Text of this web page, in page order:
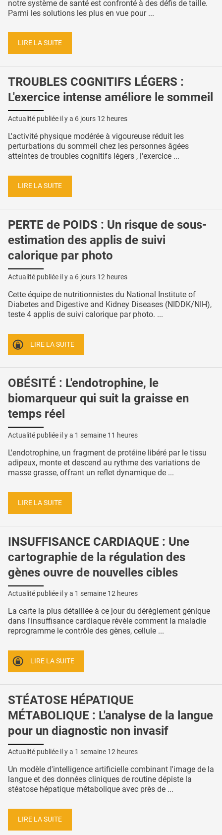
notre système de santé est confronté à des défis de taille.
Parmi les solutions les plus en vue pour ...
LIRE LA SUITE
TROUBLES COGNITIFS LÉGERS :
L'exercice intense améliore le sommeil
Actualité publiée il y a 6 jours 12 heures
L'activité physique modérée à vigoureuse réduit les
perturbations du sommeil chez les personnes âgées
atteintes de troubles cognitifs légers , l'exercice ...
LIRE LA SUITE
PERTE de POIDS : Un risque de sous-
estimation des applis de suivi
calorique par photo
Actualité publiée il y a 6 jours 12 heures
Cette équipe de nutritionnistes du National Institute of
Diabetes and Digestive and Kidney Diseases (NIDDK/NIH),
teste 4 applis de suivi calorique par photo. ...
LIRE LA SUITE
OBÉSITÉ : L'endotrophine, le
biomarqueur qui suit la graisse en
temps réel
Actualité publiée il y a 1 semaine 11 heures
L'endotrophine, un fragment de protéine libéré par le tissu
adipeux, monte et descend au rythme des variations de
masse grasse, offrant un reflet dynamique de ...
LIRE LA SUITE
INSUFFISANCE CARDIAQUE : Une
cartographie de la régulation des
gènes ouvre de nouvelles cibles
Actualité publiée il y a 1 semaine 12 heures
La carte la plus détaillée à ce jour du dérèglement génique
dans l'insuffisance cardiaque révèle comment la maladie
reprogramme le contrôle des gènes, cellule ...
LIRE LA SUITE
STÉATOSE HÉPATIQUE
MÉTABOLIQUE : L'analyse de la langue
pour un diagnostic non invasif
Actualité publiée il y a 1 semaine 12 heures
Un modèle d'intelligence artificielle combinant l'image de la
langue et des données cliniques de routine dépiste la
stéatose hépatique métabolique avec près de ...
LIRE LA SUITE